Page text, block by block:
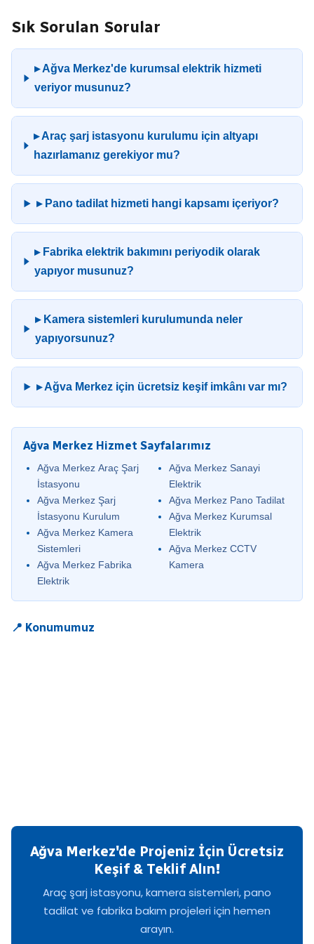
Sık Sorulan Sorular
▸ Ağva Merkez'de kurumsal elektrik hizmeti
veriyor musunuz?
▸ Araç şarj istasyonu kurulumu için altyapı
hazırlamanız gerekiyor mu?
▸ Pano tadilat hizmeti hangi kapsamı içeriyor?
▸ Fabrika elektrik bakımını periyodik olarak
yapıyor musunuz?
▸ Kamera sistemleri kurulumunda neler
yapıyorsunuz?
▸ Ağva Merkez için ücretsiz keşif imkânı var mı?
Ağva Merkez Hizmet Sayfalarımız
Ağva Merkez Araç Şarj
İstasyonu
Ağva Merkez Şarj
İstasyonu Kurulum
Ağva Merkez Kamera
Sistemleri
Ağva Merkez Fabrika
Elektrik
Ağva Merkez Sanayi
Elektrik
Ağva Merkez Pano Tadilat
Ağva Merkez Kurumsal
Elektrik
Ağva Merkez CCTV
Kamera
📍 Konumumuz
Ağva Merkez'de Projeniz İçin Ücretsiz
Keşif & Teklif Alın!
Araç şarj istasyonu, kamera sistemleri, pano
tadilat ve fabrika bakım projeleri için hemen
arayın.